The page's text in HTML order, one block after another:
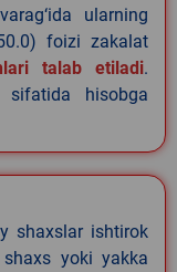
ularning
foizi zakalat
talab etiladi.
sifatida hisobga
shaxslar ishtirok
yoki yakka